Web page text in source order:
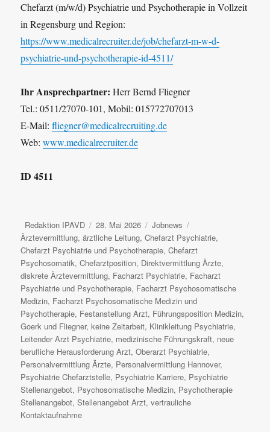
Chefarzt (m/w/d) Psychiatrie und Psychotherapie in Vollzeit
in Regensburg und Region:
https://www.medicalrecruiter.de/job/chefarzt-m-w-d-
psychiatrie-und-psychotherapie-id-4511/
Ihr Ansprechpartner: Herr Bernd Fliegner
Tel.: 0511/27070-101, Mobil: 015772707013
E-Mail:fliegner@medicalrecruiting.de
Web:www.medicalrecruiter.de
ID 4511
Autor
Redaktion IPAVD
Veröffentlicht
am
28. Mai 2026 Kategorien
Jobnews
Ärztevermittlung,ärztliche Leitung,Chefarzt Psychiatrie,
Chefarzt Psychiatrie und Psychotherapie,Chefarzt
Psychosomatik,Chefarztposition, Direktvermittlung Ärzte,
diskrete Ärztevermittlung, Facharzt Psychiatrie, Facharzt
Psychiatrie und Psychotherapie, Facharzt Psychosomatische
Medizin, Facharzt Psychosomatische Medizin und
Psychotherapie, Festanstellung Arzt, Führungsposition Medizin,
Goerk und Fliegner,keine Zeitarbeit, Klinikleitung Psychiatrie,
Leitender Arzt Psychiatrie, medizinische Führungskraft, neue
berufliche Herausforderung Arzt,Oberarzt Psychiatrie,
Personalvermittlung Ärzte, Personalvermittlung Hannover,
Psychiatrie Chefarztstelle, Psychiatrie Karriere, Psychiatrie
Stellenangebot, Psychosomatische Medizin, Psychotherapie
Stellenangebot,Stellenangebot Arzt,vertrauliche
Kontaktaufnahme